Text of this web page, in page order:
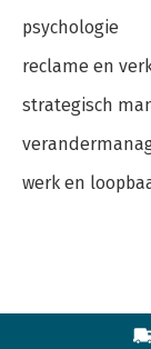
psychologie
reclame en
strategisch
werk en